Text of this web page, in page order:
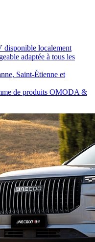
disponible localement
adaptée à tous les
Saint-Étienne et
de produits OMODA &